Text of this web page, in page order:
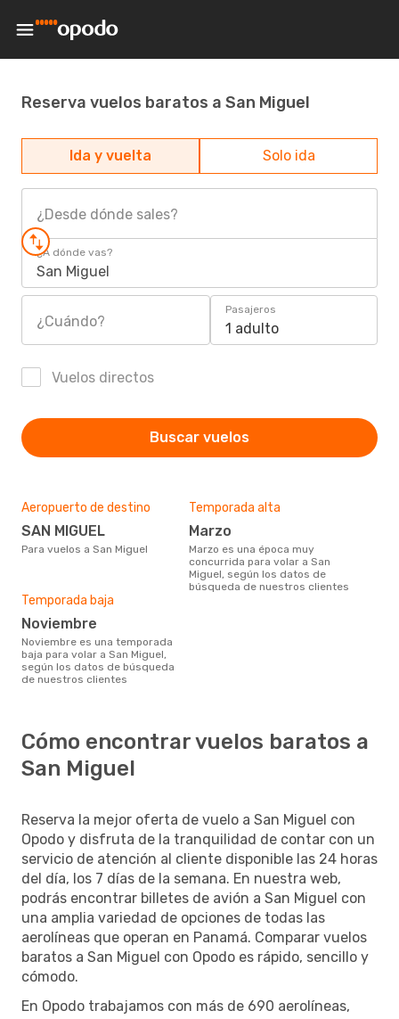
Reserva vuelos baratos a San Miguel
Ida y vuelta Solo ida
¿Desde dónde sales?
¿A dónde vas?
San Miguel
¿Cuándo?
Pasajeros
1 adulto
Vuelos directos
Buscar vuelos
Aeropuerto de destino
SAN MIGUEL
Para vuelos a San Miguel
Temporada alta
marzo
marzo es una época muy
concurrida para volar a San
Miguel, según los datos de
búsqueda de nuestros clientes
Temporada baja
noviembre
noviembre es una temporada
baja para volar a San Miguel,
según los datos de búsqueda
de nuestros clientes
Cómo encontrar vuelos baratos a
San Miguel
Reserva la mejor oferta de vuelo a San Miguel con
Opodo y disfruta de la tranquilidad de contar con un
servicio de atención al cliente disponible las 24 horas
del día, los 7 días de la semana. En nuestra web,
podrás encontrar billetes de avión a San Miguel con
una amplia variedad de opciones de todas las
aerolíneas que operan en Panamá. Comparar vuelos
baratos a San Miguel con Opodo es rápido, sencillo y
cómodo.
En Opodo trabajamos con más de 690 aerolíneas,